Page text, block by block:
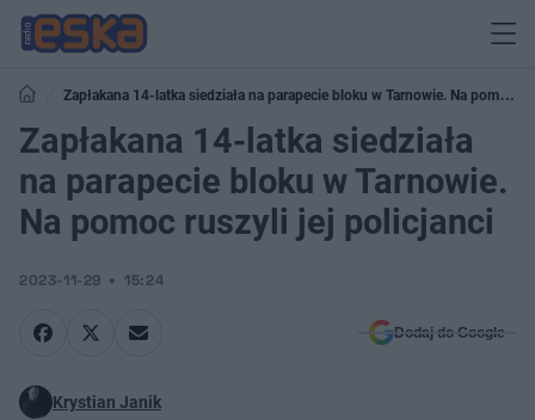
Zapłakana 14-latka siedziała na parapecie bloku w Tarnowie. Na pomoc
ruszyli jej policjanci
Zapłakana 14-latka siedziała
na parapecie bloku w Tarnowie.
Na pomoc ruszyli jej policjanci
2023-11-29 15:24
Dodaj do Google
Krystian Janik